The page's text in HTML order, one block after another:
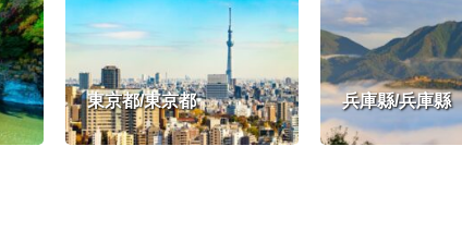
東京都/東京都 兵庫縣/兵庫縣